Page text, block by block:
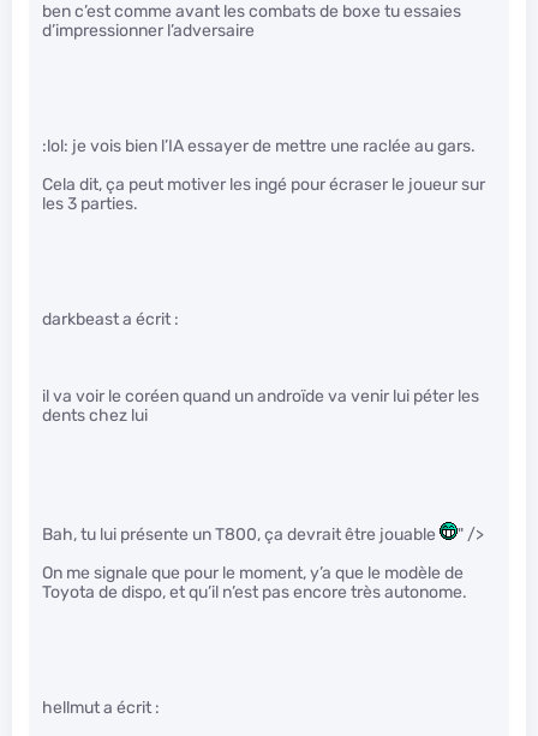
ben c’est comme avant les combats de boxe tu essaies
d’impressionner l’adversaire
:lol: je vois bien l’IA essayer de mettre une raclée au gars.
Cela dit, ça peut motiver les ingé pour écraser le joueur sur
les 3 parties.
darkbeast a écrit :
il va voir le coréen quand un androïde va venir lui péter les
dents chez lui
Bah, tu lui présente un T800, ça devrait être jouable
" />
On me signale que pour le moment, y’a que le modèle de
Toyota de dispo, et qu’il n’est pas encore très autonome.
hellmut a écrit :